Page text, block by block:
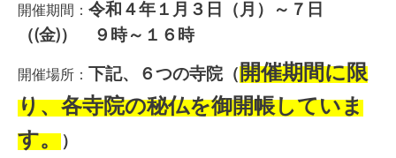
開催期間： 令和４年１月３日（月）～７日
（(金)） ９時～１６時
開催場所： 下記、６つの寺院（開催期間に限
り、各寺院の秘仏を御開帳していま
す。 ）